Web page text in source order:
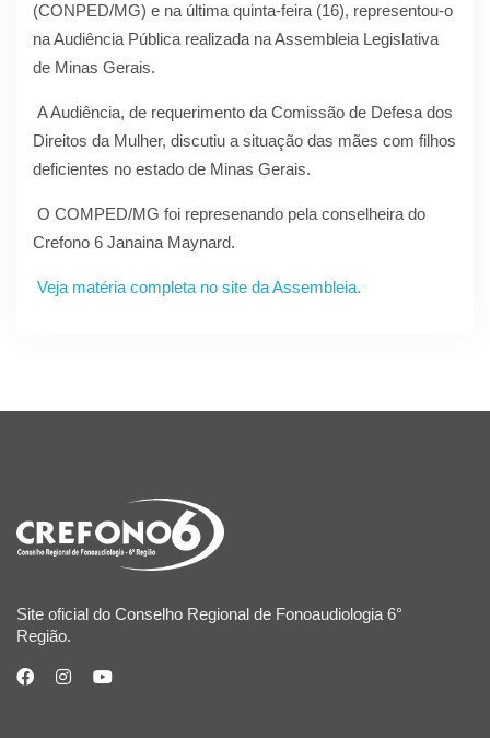
(CONPED/MG) e na última quinta-feira (16), representou-o
na Audiência Pública realizada na Assembleia Legislativa
de Minas Gerais.
A Audiência, de requerimento da Comissão de Defesa dos
Direitos da Mulher, discutiu a situação das mães com filhos
deficientes no estado de Minas Gerais.
O COMPED/MG foi represenando pela conselheira do
Crefono 6 Janaina Maynard.
Veja matéria completa no site da Assembleia.
Site oficial do Conselho Regional de Fonoaudiologia 6°
Região.